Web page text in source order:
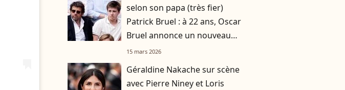
selon son papa (très fier)
Patrick Bruel : à 22 ans, Oscar
Bruel annonce un nouveau
projet lié aux neurosciences
15 mars 2026
Géraldine Nakache sur scène
avec Pierre Niney et Loris